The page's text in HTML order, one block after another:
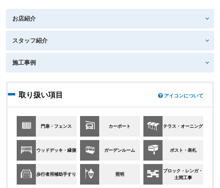
お店紹介
スタッフ紹介
施工事例
取り扱い項目 アイコンについて
門扉・フェンス カーポート テラス・オーニング
ウッドデッキ・縁側 ガーデンルーム ポスト・表札
歩行者用補助手すり 照明
ブロック・レンガ・
土間工事